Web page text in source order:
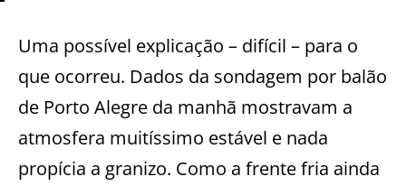
Uma possível explicação – difícil – para o
que ocorreu. Dados da sondagem por balão
de Porto Alegre da manhã mostravam a
atmosfera muitíssimo estável e nada
propícia a granizo. Como a frente fria ainda